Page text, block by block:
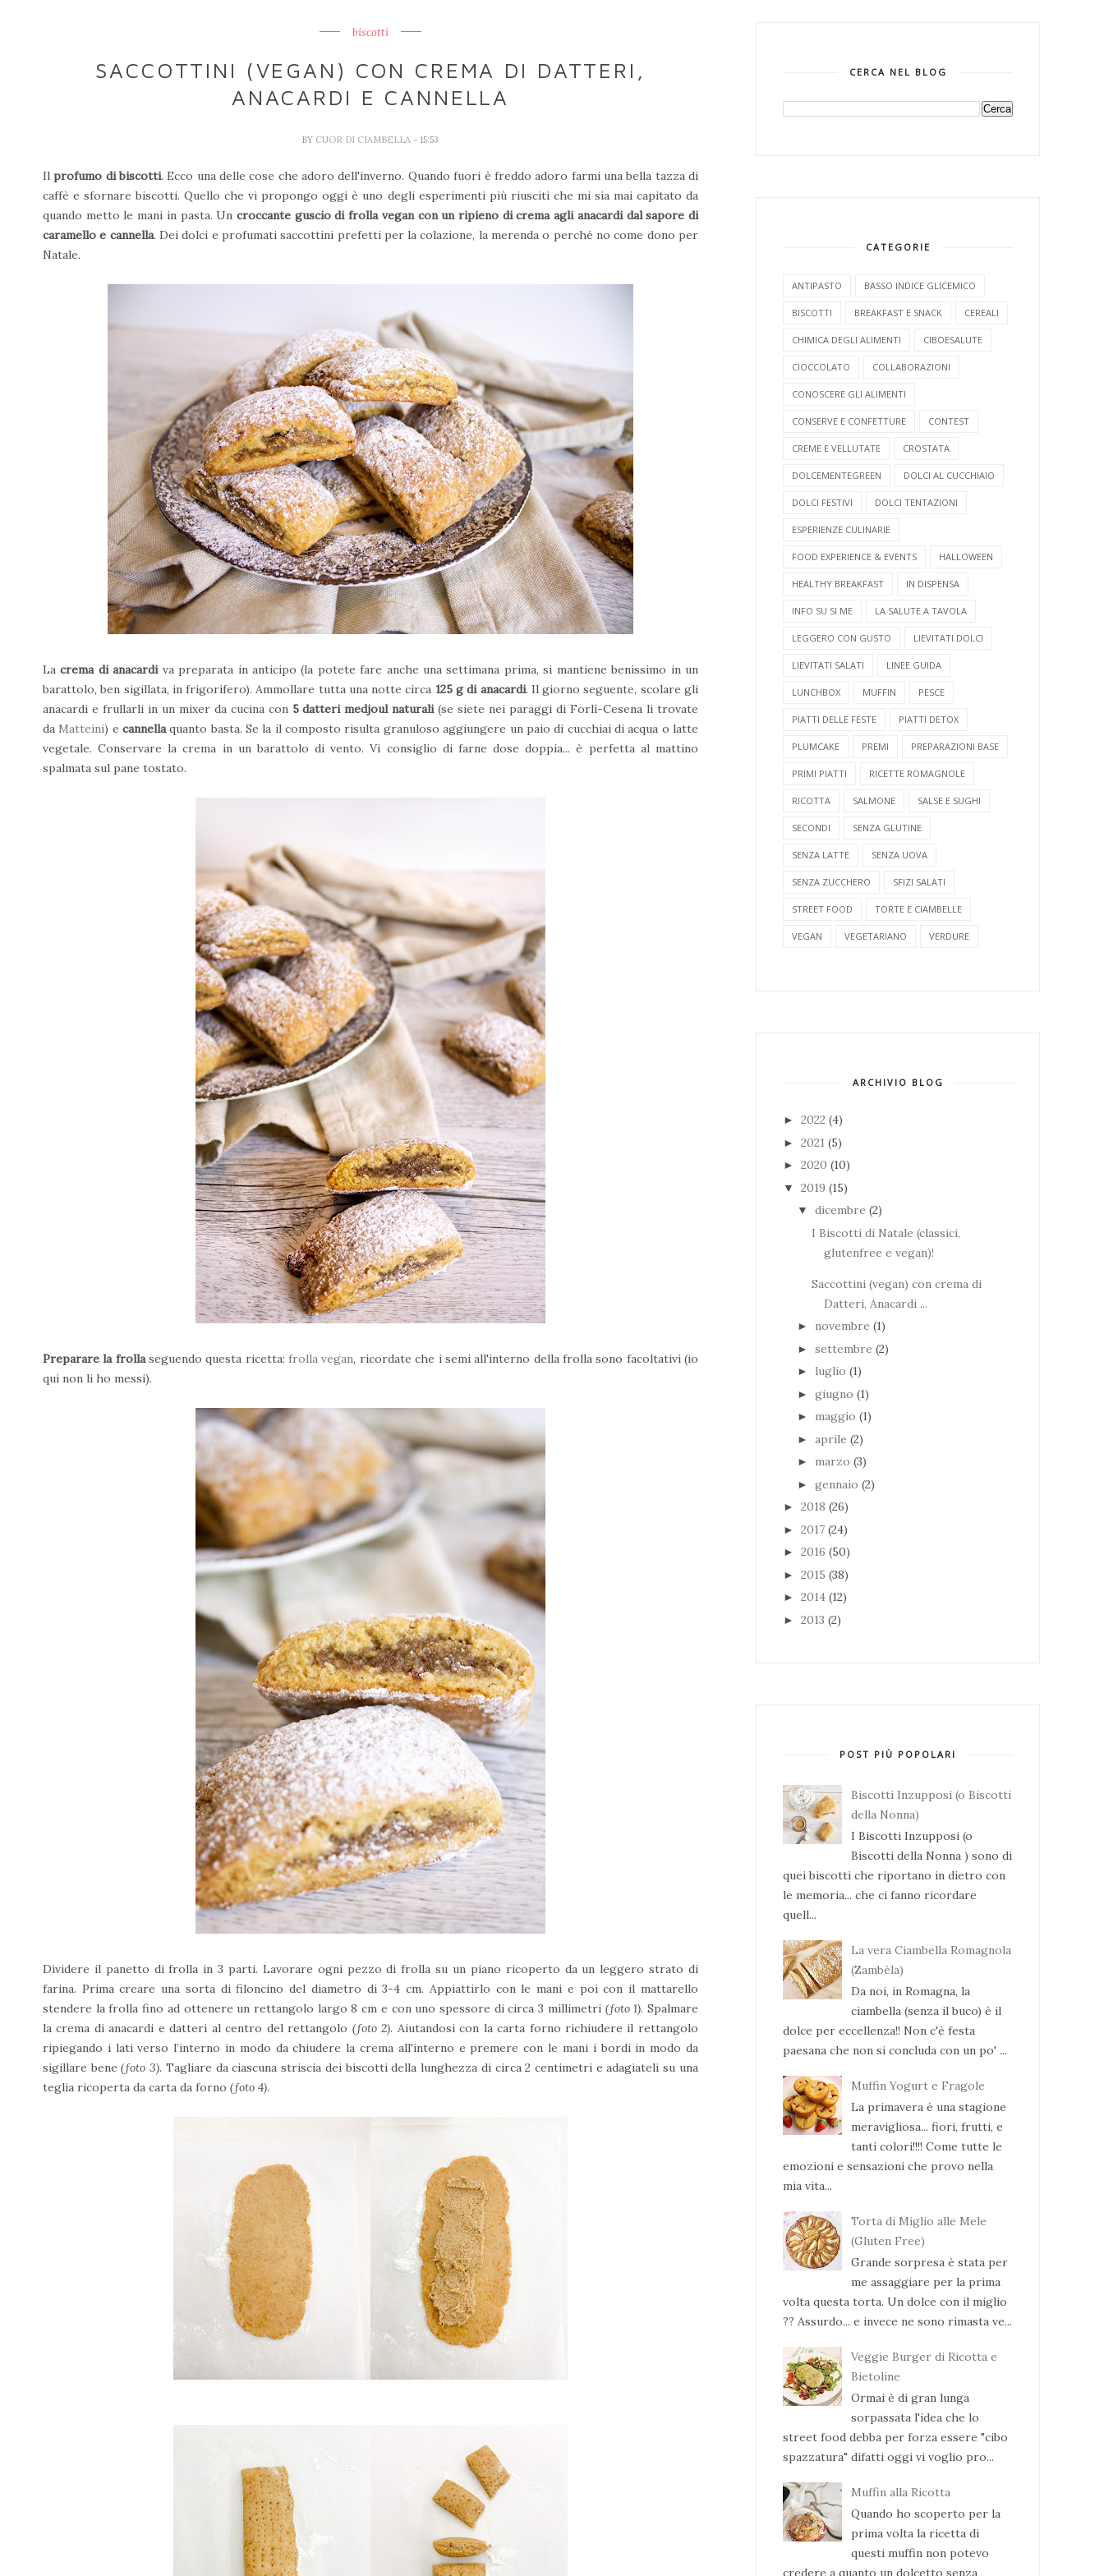
biscotti
SACCOTTINI (VEGAN) CON CREMA DI DATTERI,
ANACARDI E CANNELLA
BY CUOR DI CIAMBELLA - 15:53
Il profumo di biscotti. Ecco una delle cose che adoro dell'inverno. Quando fuori è freddo adoro farmi una bella tazza di
caffè e sfornare biscotti. Quello che vi propongo oggi è uno degli esperimenti più riusciti che mi sia mai capitato da
quando metto le mani in pasta. Un croccante guscio di frolla vegan con un ripieno di crema agli anacardi dal sapore di
caramello e cannella. Dei dolci e profumati saccottini prefetti per la colazione, la merenda o perché no come dono per
Natale.
La crema di anacardiva preparata in anticipo (la potete fare anche una settimana prima, si mantiene benissimo in un
barattolo, ben sigillata, in frigorifero). Ammollare tutta una notte circa 125 g di anacardi. Il giorno seguente, scolare gli
anacardi e frullarli in un mixer da cucina con 5 datteri medjoul naturali(se siete nei paraggi di Forlì-Cesena li trovate
daMatteini) ecannellaquanto basta. Se la il composto risulta granuloso aggiungere un paio di cucchiai di acqua o latte
vegetale. Conservare la crema in un barattolo di vento. Vi consiglio di farne dose doppia... è perfetta al mattino
spalmata sul pane tostato.
Preparare la frollaseguendo questa ricetta:frolla vegan, ricordate che i semi all'interno della frolla sono facoltativi (io
qui non li ho messi).
Dividere il panetto di frolla in 3 parti. Lavorare ogni pezzo di frolla su un piano ricoperto da un leggero strato di
farina. Prima creare una sorta di filoncino del diametro di 3-4 cm. Appiattirlo con le mani e poi con il mattarello
stendere la frolla fino ad ottenere un rettangolo largo 8 cm e con uno spessore di circa 3 millimetri (foto 1). Spalmare
la crema di anacardi e datteri al centro del rettangolo (foto 2). Aiutandosi con la carta forno richiudere il rettangolo
ripiegando i lati verso l’interno in modo da chiudere la crema all'interno e premere con le mani i bordi in modo da
sigillare bene(foto 3). Tagliare da ciascuna striscia dei biscotti della lunghezza di circa 2 centimetri e adagiateli su una
teglia ricoperta da carta da forno (foto 4).
CERCA NEL BLOG
CATEGORIE
ANTIPASTO BASSO INDICE GLICEMICO
BISCOTTI BREAKFAST E SNACK CEREALI
CHIMICA DEGLI ALIMENTI CIBOESALUTE
CIOCCOLATO COLLABORAZIONI
CONOSCERE GLI ALIMENTI
CONSERVE E CONFETTURE CONTEST
CREME E VELLUTATE CROSTATA
DOLCEMENTEGREEN DOLCI AL CUCCHIAIO
DOLCI FESTIVI DOLCI TENTAZIONI
ESPERIENZE CULINARIE
FOOD EXPERIENCE & EVENTS HALLOWEEN
HEALTHY BREAKFAST IN DISPENSA
INFO SU SI ME LA SALUTE A TAVOLA
LEGGERO CON GUSTO LIEVITATI DOLCI
LIEVITATI SALATI LINEE GUIDA
LUNCHBOX MUFFIN PESCE
PIATTI DELLE FESTE PIATTI DETOX
PLUMCAKE PREMI PREPARAZIONI BASE
PRIMI PIATTI RICETTE ROMAGNOLE
RICOTTA SALMONE SALSE E SUGHI
SECONDI SENZA GLUTINE
SENZA LATTE SENZA UOVA
SENZA ZUCCHERO SFIZI SALATI
STREET FOOD TORTE E CIAMBELLE
VEGAN VEGETARIANO VERDURE
ARCHIVIO BLOG
► 2022 (4)
► 2021 (5)
► 2020 (10)
▼ 2019 (15)
▼ dicembre (2)
I Biscotti di Natale (classici,
glutenfree e vegan)!
Saccottini (vegan) con crema di
Datteri, Anacardi ...
► novembre (1)
► settembre (2)
► luglio (1)
► giugno (1)
► maggio (1)
► aprile (2)
► marzo (3)
► gennaio (2)
► 2018 (26)
► 2017 (24)
► 2016 (50)
► 2015 (38)
► 2014 (12)
► 2013 (2)
POST PIÙ POPOLARI
Biscotti Inzupposi (o Biscotti
della Nonna)
I Biscotti Inzupposi (o
Biscotti della Nonna ) sono di
quei biscotti che riportano in dietro con
le memoria... che ci fanno ricordare
quell...
La vera Ciambella Romagnola
(Zambèla)
Da noi, in Romagna, la
ciambella (senza il buco) è il
dolce per eccellenza!! Non c'è festa
paesana che non si concluda con un po' ...
Muffin Yogurt e Fragole
La primavera è una stagione
meravigliosa... fiori, frutti, e
tanti colori!!!! Come tutte le
emozioni e sensazioni che provo nella
mia vita...
Torta di Miglio alle Mele
(Gluten Free)
Grande sorpresa è stata per
me assaggiare per la prima
volta questa torta. Un dolce con il miglio
?? Assurdo... e invece ne sono rimasta ve...
Veggie Burger di Ricotta e
Bietoline
Ormai è di gran lunga
sorpassata l'idea che lo
street food debba per forza essere "cibo
spazzatura" difatti oggi vi voglio pro...
Muffin alla Ricotta
Quando ho scoperto per la
prima volta la ricetta di
questi muffin non potevo